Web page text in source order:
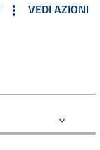
VEDI AZIONI